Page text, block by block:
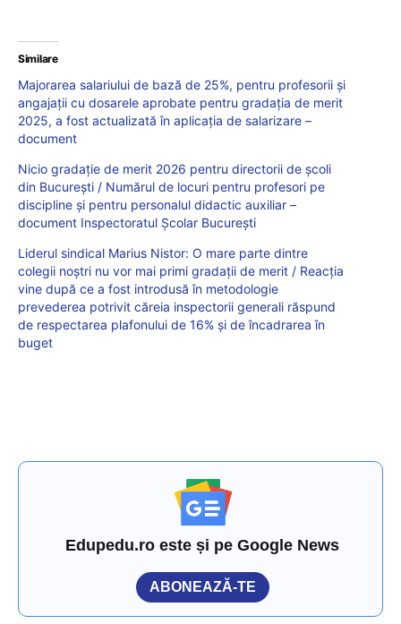
Similare
Majorarea salariului de bază de 25%, pentru profesorii și
angajații cu dosarele aprobate pentru gradația de merit
2025, a fost actualizată în aplicația de salarizare –
document
Nicio gradație de merit 2026 pentru directorii de școli
din București / Numărul de locuri pentru profesori pe
discipline și pentru personalul didactic auxiliar –
document Inspectoratul Școlar București
Liderul sindical Marius Nistor: O mare parte dintre
colegii noștri nu vor mai primi gradații de merit / Reacția
vine după ce a fost introdusă în metodologie
prevederea potrivit căreia inspectorii generali răspund
de respectarea plafonului de 16% și de încadrarea în
buget
Edupedu.ro este și pe Google News
ABONEAZĂ-TE